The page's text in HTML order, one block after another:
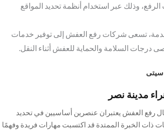
وذلك عبر استخدام أنظمة تحديد المواقع
تسعى شركات رفع العفش إلى توفير خدمات
درجات السلامة والحماية للعفش أثناء النقل.
مدينة نصر
رفع العفش يعتبران عنصرين أساسيين في تحديد
ذات الخبرة الممتدة قد اكتسبت مهارات فريدة وفهمًا